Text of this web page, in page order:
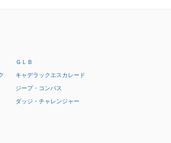
ＧＬＢ
キャデラックエスカレード
ジープ・コンパス
ダッジ・チャレンジャー